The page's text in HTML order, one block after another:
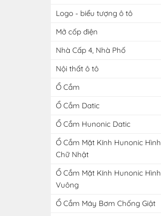
Logo - biểu tượng ô tô
Mở cốp điện
Nhà Cấp 4, Nhà Phố
Nội thất ô tô
Ổ Cắm
Ổ Cắm Datic
Ổ Cắm Hunonic Datic
Ổ Cắm Mặt Kính Hunonic Hình
Chữ Nhật
Ổ Cắm Mặt Kính Hunonic Hình
Vuông
Ổ Cắm Máy Bơm Chống Giật